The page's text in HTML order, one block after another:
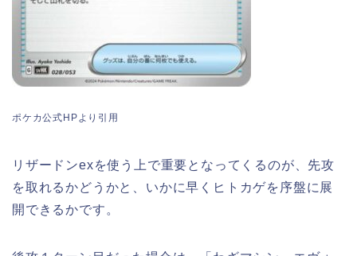
ポケカ公式HPより引用
リザードンexを使う上で重要となってくるのが、先攻
を取れるかどうかと、いかに早くヒトカゲを序盤に展
開できるかです。